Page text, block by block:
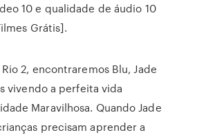
10 e qualidade de áudio 10
Grátis].
Rio 2, encontraremos Blu, Jade
vivendo a perfeita vida
Maravilhosa. Quando Jade
precisam aprender a